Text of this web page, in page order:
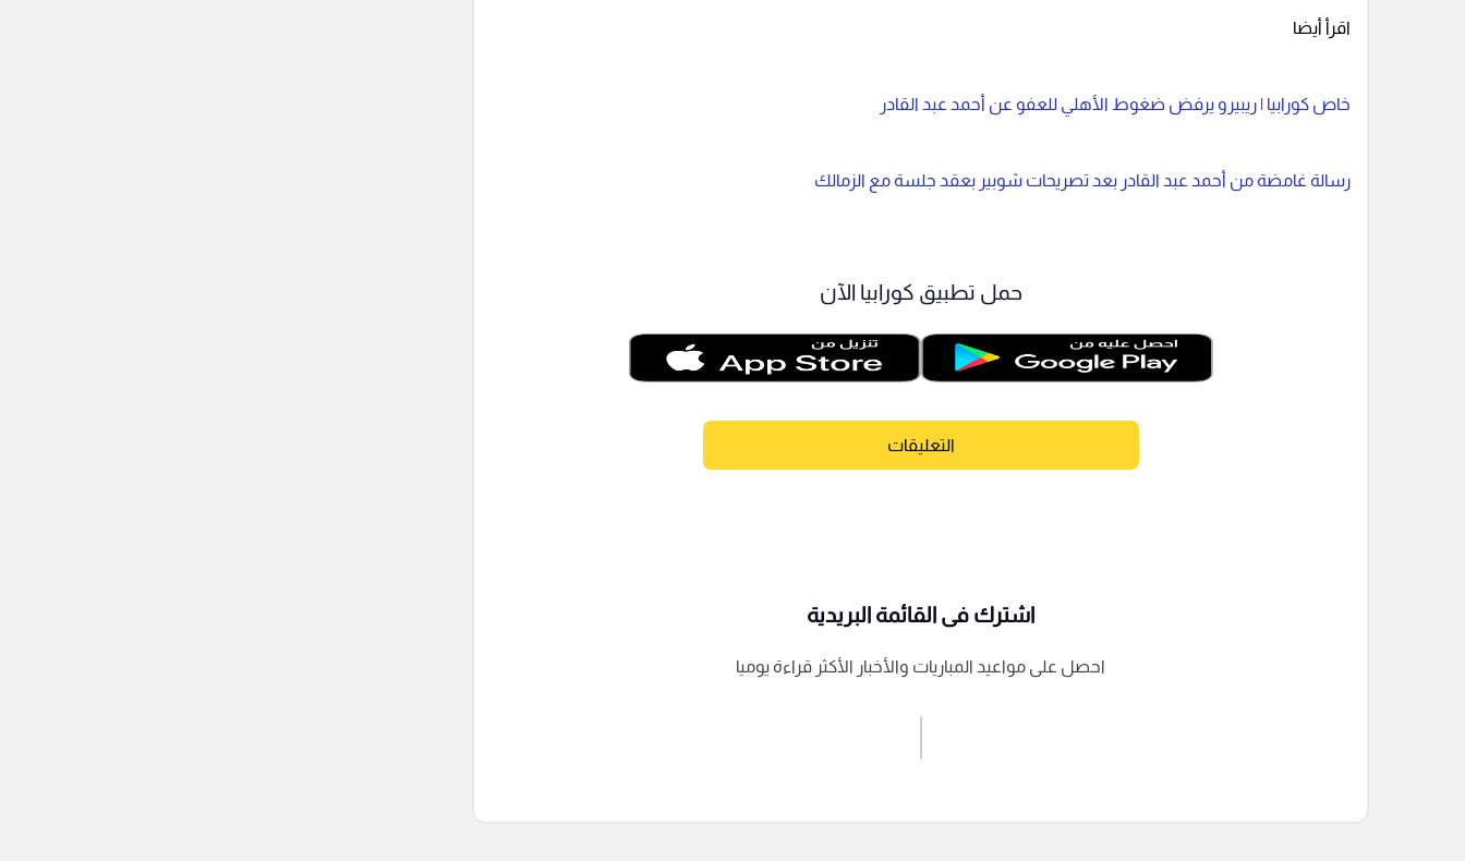
اقرأ أيضا
خاص كورابيا | ريبيرو يرفض ضغوط الأهلي للعفو عن أحمد عبد القادر
رسالة غامضة من أحمد عبد القادر بعد تصريحات شوبير بعقد جلسة مع الزمالك
حمل تطبيق كورابيا الآن
التعليقات
إرسال تعليق
اشترك فى القائمة البريدية
احصل على مواعيد المباريات والأخبار الأكثر قراءة يوميا